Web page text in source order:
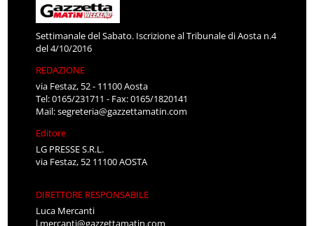
Settimanale del Sabato. Iscrizione al Tribunale di Aosta n.4
del 4/10/2016
REDAZIONE
via Festaz, 52 - 11100 Aosta
Tel: 0165/231711 - Fax: 0165/1820141
Mail:segreteria@gazzettamatin.com
Editore
LG PRESSE S.R.L.
via Festaz, 52 11100 AOSTA
DIRETTORE RESPONSABILE
Luca Mercanti
l.mercanti@gazzettamatin.com